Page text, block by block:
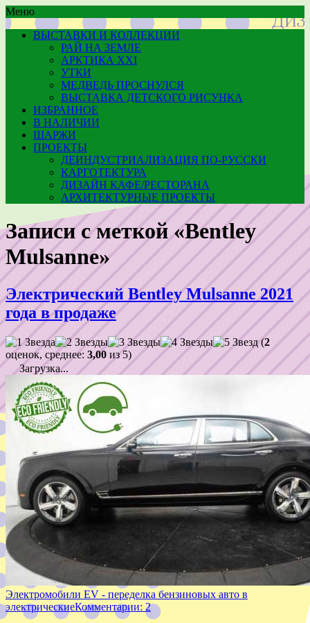
Меню
ВЫСТАВКИ И КОЛЛЕКЦИИ
РАЙ НА ЗЕМЛЕ
АРКТИКА XXI
УТКИ
МЕДВЕДЬ ПРОСНУЛСЯ
ВЫСТАВКА ДЕТСКОГО РИСУНКА
ИЗБРАННОЕ
В НАЛИЧИИ
ШАРЖИ
ПРОЕКТЫ
ДЕИНДУСТРИАЛИЗАЦИЯ ПО-РУССКИ
КАРГОТЕКТУРА
ДИЗАЙН КАФЕ/РЕСТОРАНА
АРХИТЕКТУРНЫЕ ПРОЕКТЫ
Записи с меткой «Bentley
Mulsanne»
Электрический Bentley Mulsanne 2021
года в продаже
(2
оценок, среднее: 3,00 из 5)
Загрузка...
Электромобили EV - переделка бензиновых авто в
электрическиеКомментарии: 2